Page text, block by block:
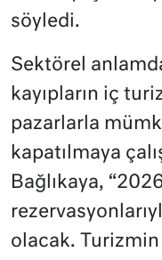
söyledi.
Sektörel
kayıpların iç
pazarlarla
kapatılmaya
Bağlıkaya,
olacak. Turizmin